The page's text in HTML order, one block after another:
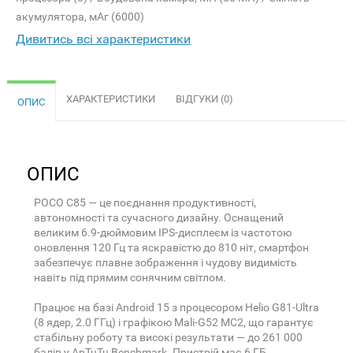
акумулятора, мАг (6000)
Дивитись всі характеристики
ОПИС ХАРАКТЕРИСТИКИ ВІДГУКИ (0)
ОПИС
POCO C85 — це поєднання продуктивності,
автономності та сучасного дизайну. Оснащений
великим 6.9-дюймовим IPS-дисплеєм із частотою
оновлення 120 Гц та яскравістю до 810 ніт, смартфон
забезпечує плавне зображення і чудову видимість
навіть під прямим сонячним світлом.
Працює на базі Android 15 з процесором Helio G81-Ultra
(8 ядер, 2.0 ГГц) і графікою Mali-G52 MC2, що гарантує
стабільну роботу та високі результати — до 261 000